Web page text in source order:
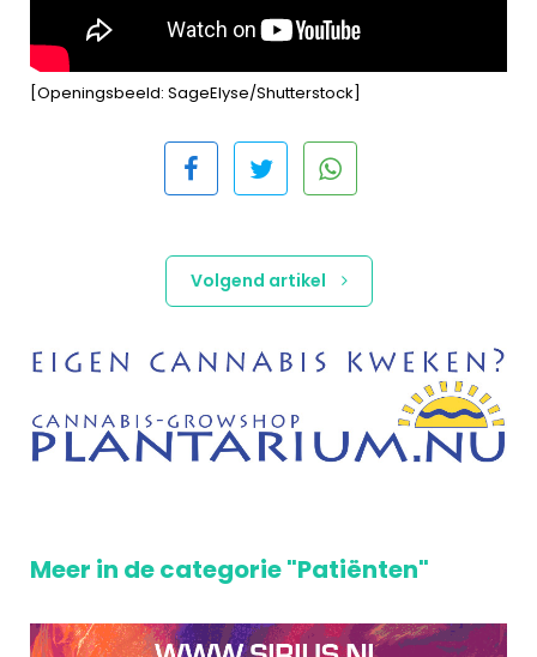
[Openingsbeeld: SageElyse/Shutterstock]
Volgend artikel
Meer in de categorie "Patiënten"